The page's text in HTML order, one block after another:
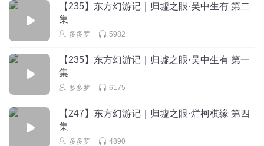
刀总狂热粉丝
冒冷汗干吗
回复
多友黑睿诚
蔷薇花海的波澜
【235】东方幻游记｜归墟之眼·吴中生有 第二
集
多多罗 5982
【235】东方幻游记｜归墟之眼·吴中生有 第一
集
多多罗 6175
【247】东方幻游记｜归墟之眼·烂柯棋缘 第四
集
多多罗 4890